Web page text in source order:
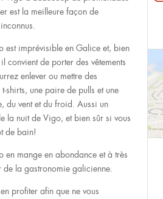
est la meilleure façon de
est imprévisible en Galice et, bien
convient de porter des vêtements
enlever ou mettre des
shirts, une paire de pulls et une
du vent et du froid. Aussi un
la nuit de Vigo, et bien sûr si vous
de bain!
en mange en abondance et à très
la gastronomie galicienne.
profiter afin que ne vous